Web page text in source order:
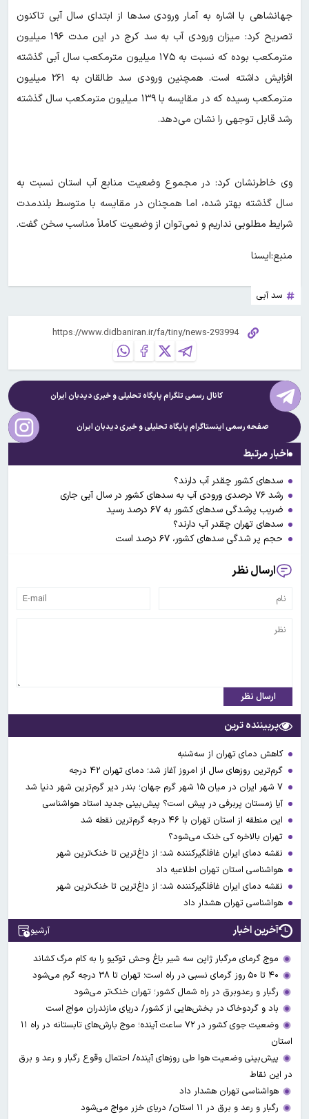
جهانشاهی با اشاره به آمار ورودی سدها از ابتدای سال آبی تاکنون
تصریح کرد: میزان ورودی آب به سد کرج در این مدت ۱۹۶ میلیون
مترمکعب بوده که نسبت به ۱۷۵ میلیون مترمکعب سال آبی گذشته
افزایش داشته است. همچنین ورودی سد طالقان به ۲۶۱ میلیون
مترمکعب رسیده که در مقایسه با ۱۳۹ میلیون مترمکعب سال گذشته
رشد قابل توجهی را نشان می‌دهد.
وی خاطرنشان کرد: در مجموع وضعیت منابع آب استان نسبت به
سال گذشته بهتر شده، اما همچنان در مقایسه با متوسط بلندمدت
شرایط مطلوبی نداریم و نمی‌توان از وضعیت کاملاً مناسب سخن گفت.
منبع:ایسنا
سد آبی
کانال رسمی تلگرام پایگاه تحلیلی و خبریدیدبان ایران
صفحه رسمی اینستاگرام پایگاه تحلیلی و خبریدیدبان ایران
اخبار مرتبط
سدهای کشور چقدر آب دارند؟
رشد ۷۶ درصدی ورودی آب به سدهای کشور در سال آبی جاری
ضریب پرشدگی سدهای کشور به ۶۷ درصد رسید
سدهای تهران چقدر آب دارند؟
حجم پر شدگی سد‌های کشور، ۶۷ درصد است
ارسال نظر
ارسال نظر
پربیننده ترین
کاهش دمای تهران از سه‌شنبه
گرم‌ترین روزهای سال از امروز آغاز شد؛ دمای تهران ۴۲ درجه
آیا زمستان پربرفی در پیش است؟ پیش‌بینی جدید استاد هواشناسی
این منطقه از استان تهران با ۴۶ درجه گرم‌ترین نقطه شد
تهران بالاخره کی خنک می‌شود؟
نقشه دمای ایران غافلگیرکننده شد؛ از داغ‌ترین تا خنک‌ترین شهر
هواشناسی استان تهران اطلاعیه داد
نقشه دمای ایران غافلگیرکننده شد؛ از داغ‌ترین تا خنک‌ترین شهر
هواشناسی تهران هشدار داد
آخرین اخبار آرشیو
موج گرمای مرگبار ژاپن سه شیر باغ وحش توکیو را به کام مرگ کشاند
۴۰ تا ۵۰ روز گرمای نسبی در راه است؛ تهران تا ۳۸ درجه گرم می‌شود
رگبار و رعدوبرق در راه شمال کشور؛ تهران خنک‌تر می‌شود
باد و گردوخاک در بخش‌هایی از کشور/ دریای مازندران مواج است
وضعیت جوی کشور در ۷۲ ساعت آینده؛ موج بارش‌های تابستانه در راه ۱۱
استان
پیش‌بینی وضعیت هوا طی روزهای آینده/ احتمال وقوع رگبار و رعد و برق
در این نقاط
هواشناسی تهران هشدار داد
رگبار و رعد و برق در ۱۱ استان‌/ دریای خزر مواج می‌شود